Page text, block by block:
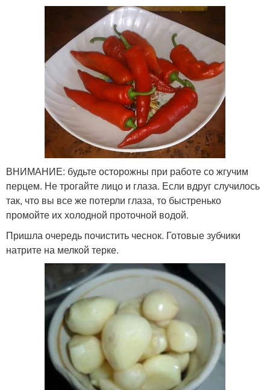
ВНИМАНИЕ: будьте осторожны при работе со жгучим
перцем. Не трогайте лицо и глаза. Если вдруг случилось
так, что вы все же потерли глаза, то быстренько
промойте их холодной проточной водой.
Пришла очередь почистить чеснок. Готовые зубчики
натрите на мелкой терке.